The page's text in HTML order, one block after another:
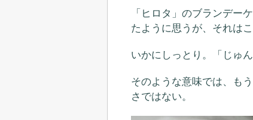
「ヒロタ」のブランデー
たように思うが、それは
いかにしっとり。「じゅ
そのような意味では、も
さではない。